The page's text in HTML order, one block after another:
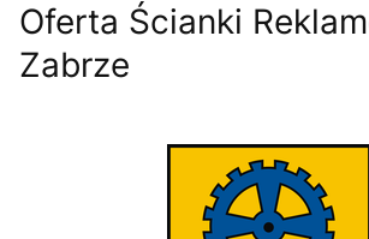
Oferta Ścianki
Zabrze